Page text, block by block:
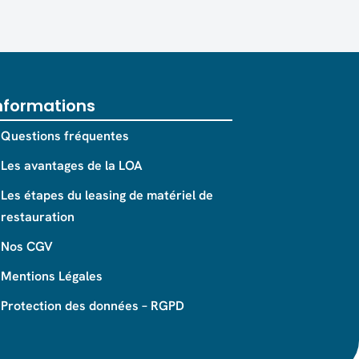
Questions fréquentes
Les avantages de la LOA
Les étapes du leasing de matériel de
restauration
Nos CGV
Mentions Légales
Protection des données – RGPD